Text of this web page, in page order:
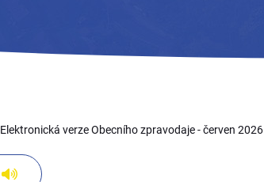
Elektronická verze Obecního zpravodaje - červen 2026